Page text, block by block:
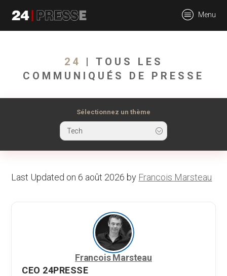
presse
Menu
24
| TOUS LES
COMMUNIQUÉS DE PRESSE
Sélectionnez un thème
Tech
Last Updated on 6 août 2026 by Francois Marsteau
Francois Marsteau
CEO 24PRESSE